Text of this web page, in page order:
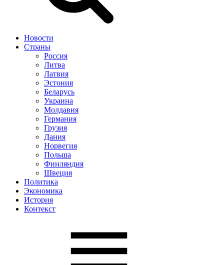
Новости
Страны
Россия
Литва
Латвия
Эстония
Беларусь
Украина
Молдавия
Германия
Грузия
Дания
Норвегия
Польша
Финляндия
Швеция
Политика
Экономика
История
Контекст